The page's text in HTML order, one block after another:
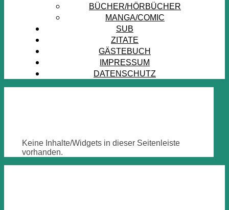
BÜCHER/HÖRBÜCHER
MANGA/COMIC
SUB
ZITATE
GÄSTEBUCH
IMPRESSUM
DATENSCHUTZ
Keine Inhalte/Widgets in dieser Seitenleiste
vorhanden.